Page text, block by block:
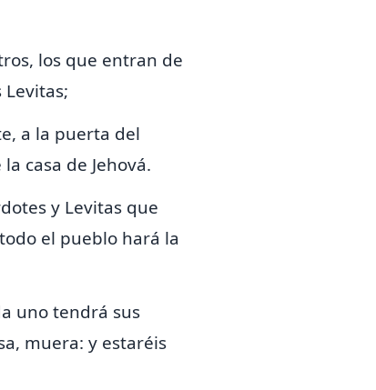
los que entran de
a la puerta del
casa de Jehová.
y Levitas que
el pueblo hará la
uno tendrá sus
muera: y estaréis